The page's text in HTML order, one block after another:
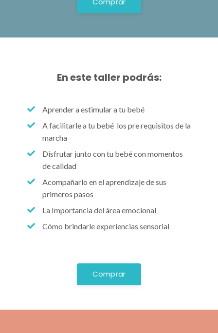
En este taller podrás:
Aprender a estimular a tu bebé
A facilitarle a tu bebé los pre requisitos de la
marcha
Disfrutar junto con tu bebé con momentos
de calidad
Acompañarlo en el aprendizaje de sus
primeros pasos
La Importancia del área emocional
Cómo brindarle experiencias sensorial
Comprar